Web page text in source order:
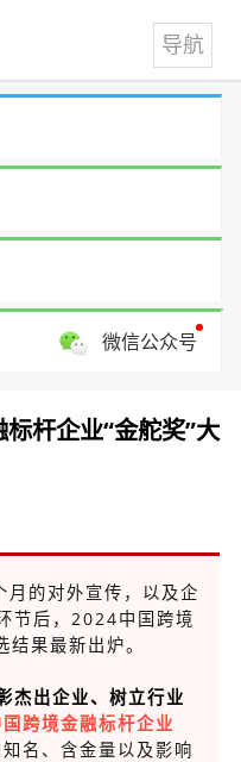
微信公众号
杆企业“金舵奖”大
的对外宣传，以及企
节后，2024中国跨境
果最新出炉。
杰出企业、树立行业
国跨境金融标杆企业
名、含金量以及影响